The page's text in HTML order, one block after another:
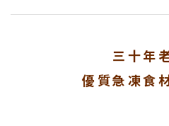
三十年
優質急凍食